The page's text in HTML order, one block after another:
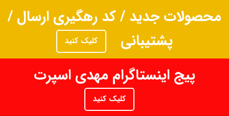
محصولات جدید / کد رهگیری ارسال /
پشتیبانی
کلیک کنید
پیج اینستاگرام مهدی اسپرت
کلیک کنید